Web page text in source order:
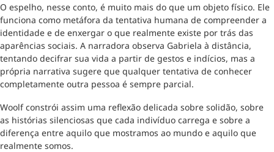
O espelho, nesse conto, é muito mais do que um objeto físico. Ele
funciona como metáfora da tentativa humana de compreender a
identidade e de enxergar o que realmente existe por trás das
aparências sociais. A narradora observa Gabriela à distância,
tentando decifrar sua vida a partir de gestos e indícios, mas a
própria narrativa sugere que qualquer tentativa de conhecer
completamente outra pessoa é sempre parcial.
Woolf constrói assim uma reflexão delicada sobre solidão, sobre
as histórias silenciosas que cada indivíduo carrega e sobre a
diferença entre aquilo que mostramos ao mundo e aquilo que
realmente somos.